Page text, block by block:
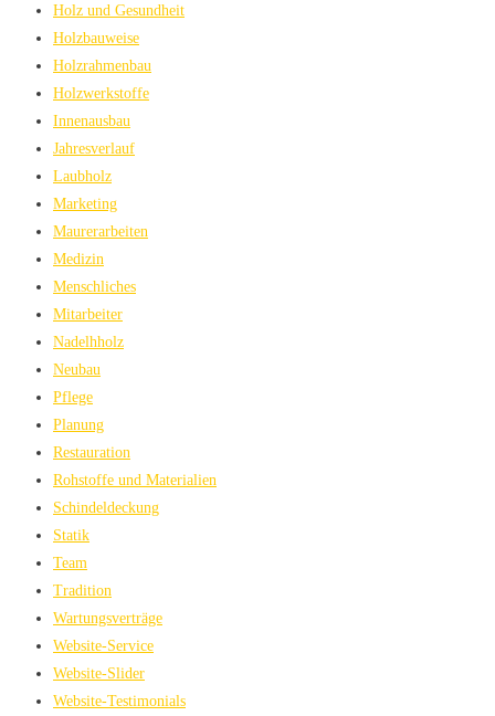
Holz und Gesundheit
Holzbauweise
Holzrahmenbau
Holzwerkstoffe
Innenausbau
Jahresverlauf
Laubholz
Marketing
Maurerarbeiten
Medizin
Menschliches
Mitarbeiter
Nadelhholz
Neubau
Pflege
Planung
Restauration
Rohstoffe und Materialien
Schindeldeckung
Statik
Team
Tradition
Wartungsverträge
Website-Service
Website-Slider
Website-Testimonials